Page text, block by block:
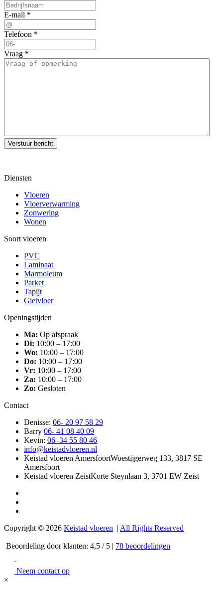
E-mail *
Telefoon *
Vraag *
Diensten
Vloeren
Vloerverwarming
Zonwering
Wonen
Soort vloeren
PVC
Laminaat
Marmoleum
Parket
Tapijt
Gietvloer
Openingstijden
Ma: Op afspraak
Di: 10:00 – 17:00
Wo: 10:00 – 17:00
Do: 10:00 – 17:00
Vr: 10:00 – 17:00
Za: 10:00 – 17:00
Zo: Gesloten
Contact
Denisse: 06- 20 97 58 29
Barry 06- 41 08 40 09
Kevin: 06–34 55 80 46
info@keistadvloeren.nl
Keistad vloeren AmersfoortWoestijgerweg 133, 3817 SE
Amersfoort
Keistad vloeren ZeistKorte Steynlaan 3, 3701 EW Zeist
Copyright © 2026 Keistad vloeren | All Rights Reserved
Beoordeling door klanten: 4,5 / 5 | 78 beoordelingen
Neem contact op
×